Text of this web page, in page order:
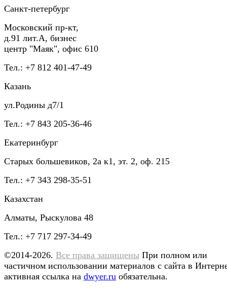
Санкт-петербург
Московский пр-кт,
д.91 лит.А, бизнес
центр "Маяк", офис 610
Тел.: +7 812 401-47-49
Казань
ул.Родины д7/1
Тел.: +7 843 205-36-46
Екатеринбург
Старых большевиков, 2а к1, эт. 2, оф. 215
Тел.: +7 343 298-35-51
Казахстан
Алматы, Рыскулова 48
Тел.: +7 717 297-34-49
©2014-2026. Все права защищены При полном или
частичном использовании материалов с сайта в
активная ссылка на dwyer.ru обязательна.